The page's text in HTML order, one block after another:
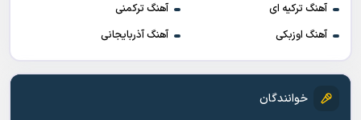
آهنگ ترکیه ای
آهنگ ترکمنی
آهنگ اوزبکی
آهنگ آذربایجانی
خوانندگان